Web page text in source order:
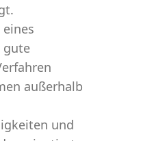
gute
außerhalb
und